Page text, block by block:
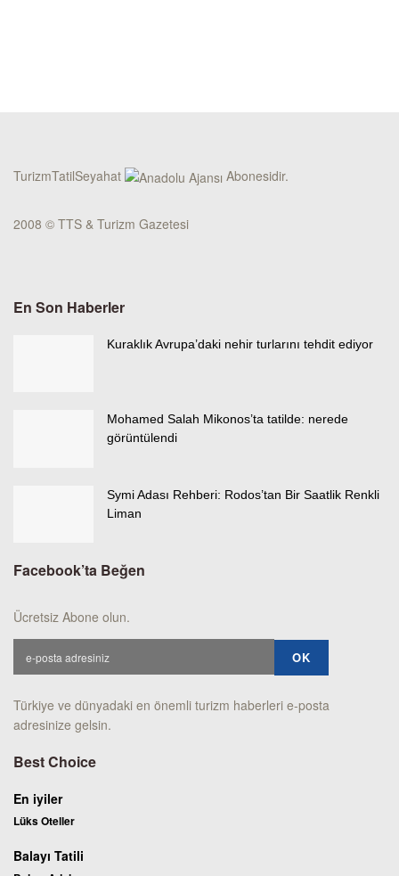
TurizmTatilSeyahat Abonesidir.
2008 © TTS & Turizm Gazetesi
En Son Haberler
Kuraklık Avrupa’daki nehir turlarını tehdit ediyor
Mohamed Salah Mikonos’ta tatilde: nerede
görüntülendi
Symi Adası Rehberi: Rodos’tan Bir Saatlik Renkli
Liman
Facebook’ta Beğen
Ücretsiz Abone olun.
Türkiye ve dünyadaki en önemli turizm haberleri e-posta
adresinize gelsin.
Best Choice
En iyiler
Lüks Oteller
Balayı Tatili